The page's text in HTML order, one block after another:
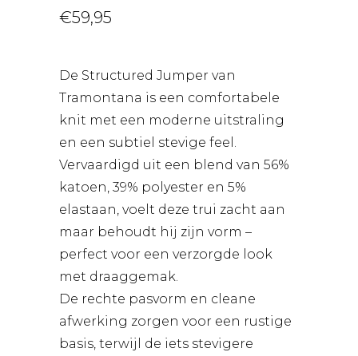
€59,95
De Structured Jumper van
Tramontana is een comfortabele
knit met een moderne uitstraling
en een subtiel stevige feel.
Vervaardigd uit een blend van 56%
katoen, 39% polyester en 5%
elastaan, voelt deze trui zacht aan
maar behoudt hij zijn vorm –
perfect voor een verzorgde look
met draaggemak.
De rechte pasvorm en cleane
afwerking zorgen voor een rustige
basis, terwijl de iets stevigere